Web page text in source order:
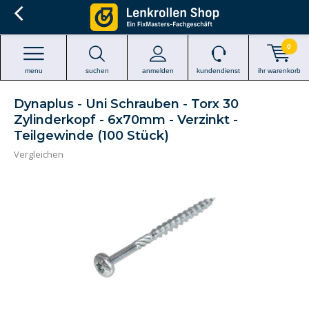
suchen anmelden
menu kundendienst ihr warenkorb
0
Dynaplus - Uni Schrauben - Torx 30
Zylinderkopf - 6x70mm - Verzinkt -
Teilgewinde (100 Stück)
Vergleichen